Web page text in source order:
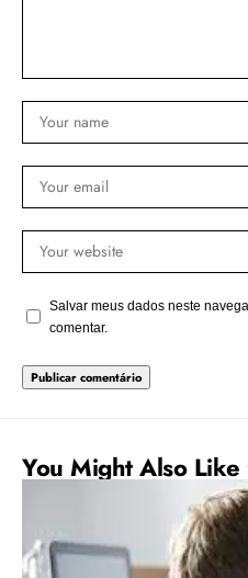
Salvar meus dados neste
comentar.
You Might Also